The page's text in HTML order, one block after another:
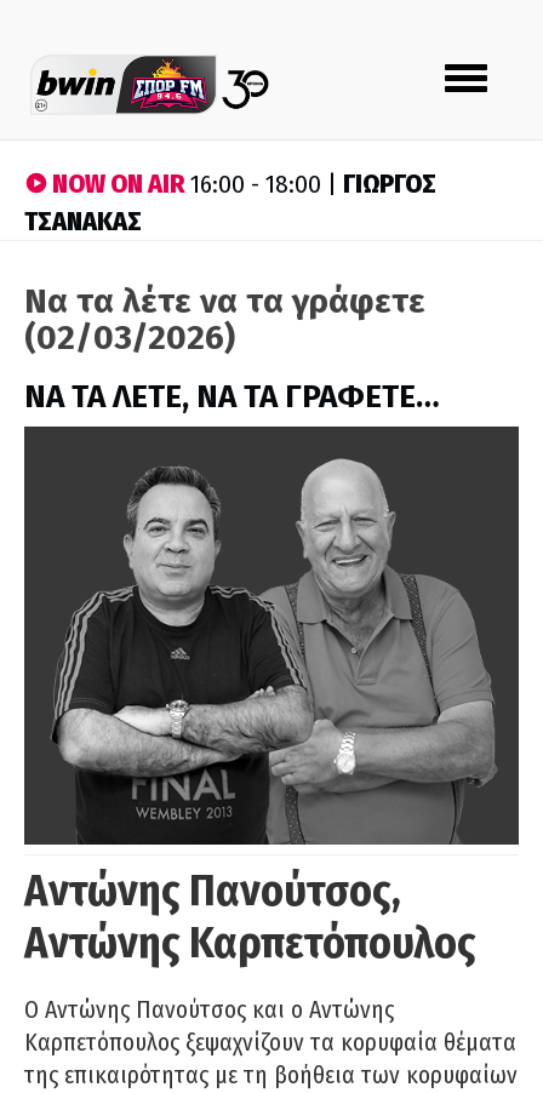
Toggle
navigation
NOW ON AIR16:00 - 18:00 | ΓΙΩΡΓΟΣ
ΤΣΑΝΑΚΑΣ
Να τα λέτε να τα γράφετε
(02/03/2026)
ΝΑ ΤΑ ΛΕΤΕ, ΝΑ ΤΑ ΓΡΑΦΕΤΕ…
Αντώνης Πανούτσος,
Αντώνης Καρπετόπουλος
Ο Αντώνης Πανούτσος και ο Αντώνης
Καρπετόπουλος ξεψαχνίζουν τα κορυφαία θέματα
της επικαιρότητας με τη βοήθεια των κορυφαίων